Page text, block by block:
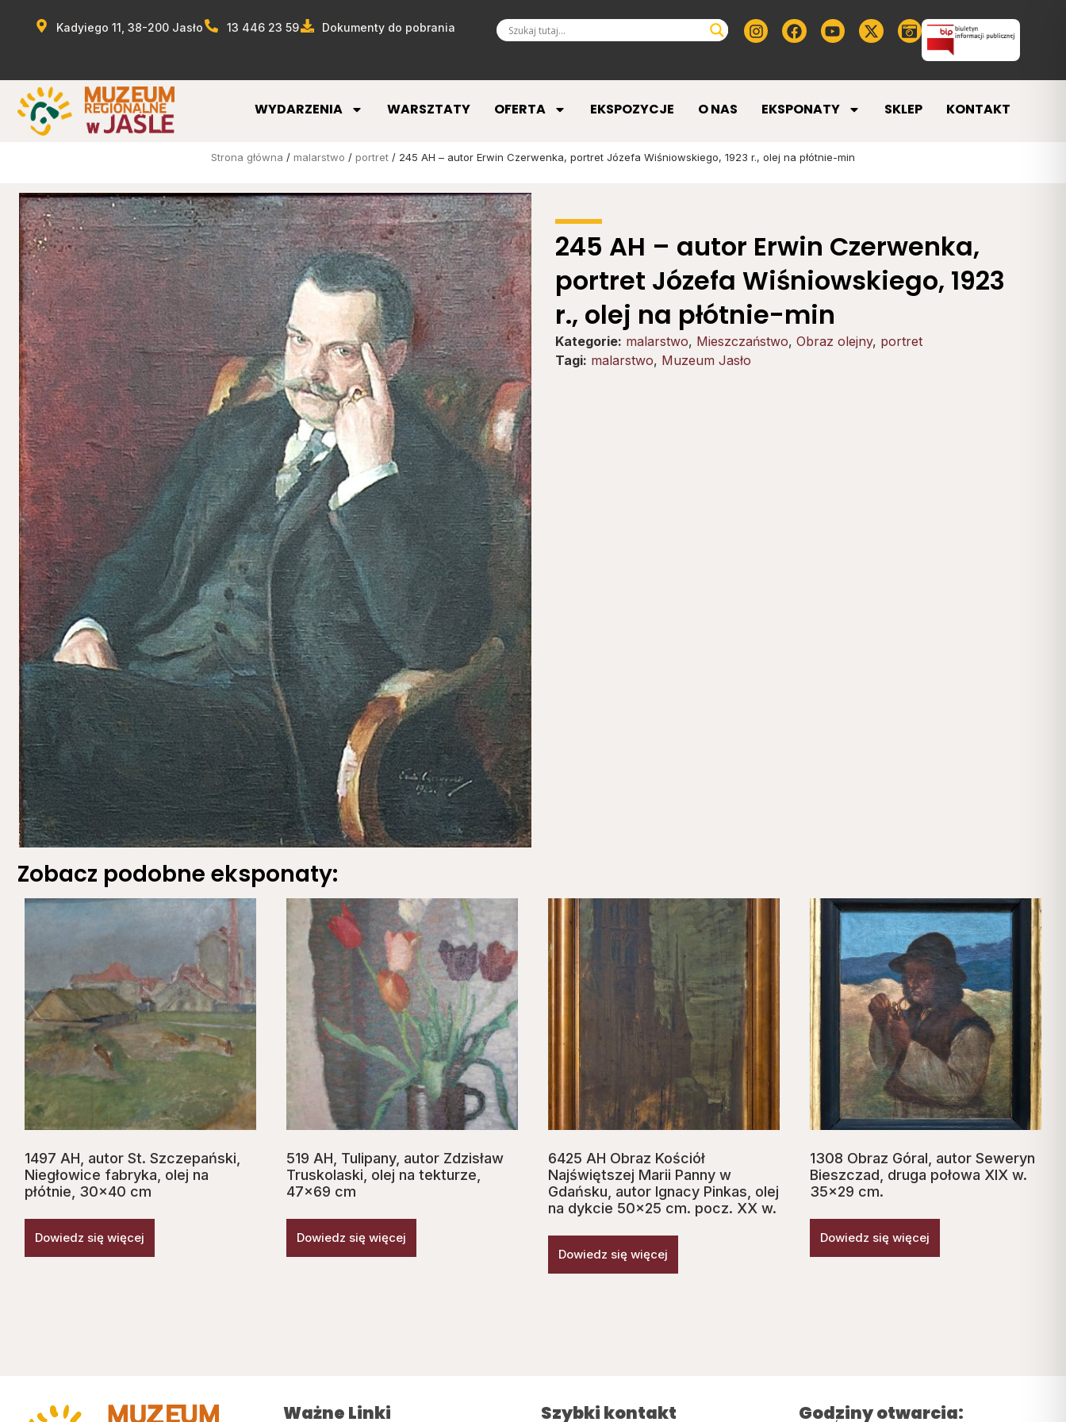
Kadyiego 11, 38-200 Jasło 13 446 23 59 Dokumenty do pobrania
WYDARZENIA WARSZTATY OFERTA EKSPOZYCJE O NAS EKSPONATY SKLEP KONTAKT
Strona główna / malarstwo / portret / 245 AH – autor Erwin Czerwenka, portret Józefa Wiśniowskiego, 1923 r., olej na płótnie-min
245 AH – autor Erwin Czerwenka,
portret Józefa Wiśniowskiego, 1923
r., olej na płótnie-min
Kategorie: malarstwo, Mieszczaństwo, Obraz olejny, portret
Tagi: malarstwo, Muzeum Jasło
Zobacz podobne eksponaty:
1497 AH, autor St. Szczepański,
Niegłowice fabryka, olej na
płótnie, 30×40 cm
Dowiedz się więcej
519 AH, Tulipany, autor Zdzisław
Truskolaski, olej na tekturze,
47×69 cm
Dowiedz się więcej
6425 AH Obraz Kościół
Najświętszej Marii Panny w
Gdańsku, autor Ignacy Pinkas, olej
na dykcie 50×25 cm. pocz. XX w.
Dowiedz się więcej
1308 Obraz Góral, autor Seweryn
Bieszczad, druga połowa XIX w.
35×29 cm.
Dowiedz się więcej
Ważne Linki Szybki kontakt Godziny otwarcia: